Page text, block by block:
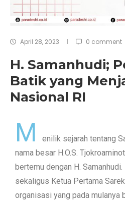
April 28, 2023 0 comment
H. Samanhudi;
Batik yang
Nasional RI
M
enilik sejarah tentang
nama besar H.O.S.
bertemu dengan H.
sekaligus Ketua Pertama
organisasi yang pada mulanya